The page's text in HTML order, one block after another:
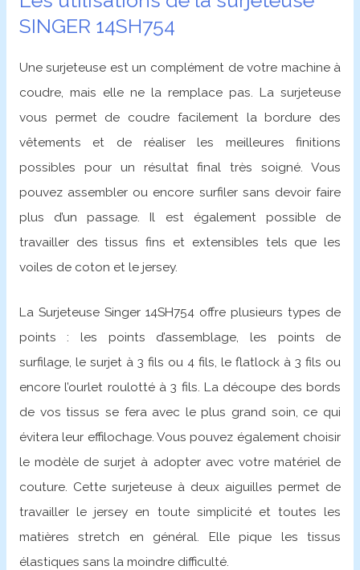
SINGER 14SH754
Une surjeteuse est un complément de votre machine à
coudre, mais elle ne la remplace pas. La surjeteuse
vous permet de coudre facilement la bordure des
vêtements et de réaliser les meilleures finitions
possibles pour un résultat final très soigné. Vous
pouvez assembler ou encore surfiler sans devoir faire
plus d’un passage. Il est également possible de
travailler des tissus fins et extensibles tels que les
voiles de coton et le jersey.
La Surjeteuse Singer 14SH754 offre plusieurs types de
points : les points d’assemblage, les points de
surfilage, le surjet à 3 fils ou 4 fils, le flatlock à 3 fils ou
encore l’ourlet roulotté à 3 fils. La découpe des bords
de vos tissus se fera avec le plus grand soin, ce qui
évitera leur effilochage. Vous pouvez également choisir
le modèle de surjet à adopter avec votre matériel de
couture. Cette surjeteuse à deux aiguilles permet de
travailler le jersey en toute simplicité et toutes les
matières stretch en général. Elle pique les tissus
élastiques sans la moindre difficulté.